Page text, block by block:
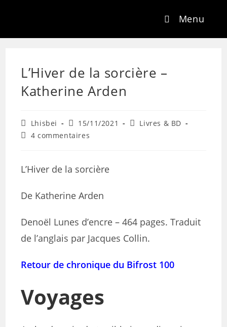
Menu
L’Hiver de la sorcière –
Katherine Arden
Lhisbei 15/11/2021
Livres & BD
4 commentaires
L’Hiver de la sorcière
De Katherine Arden
Denoël Lunes d’encre – 464 pages. Traduit
de l’anglais par Jacques Collin.
Retour de chronique du Bifrost 100
Voyages